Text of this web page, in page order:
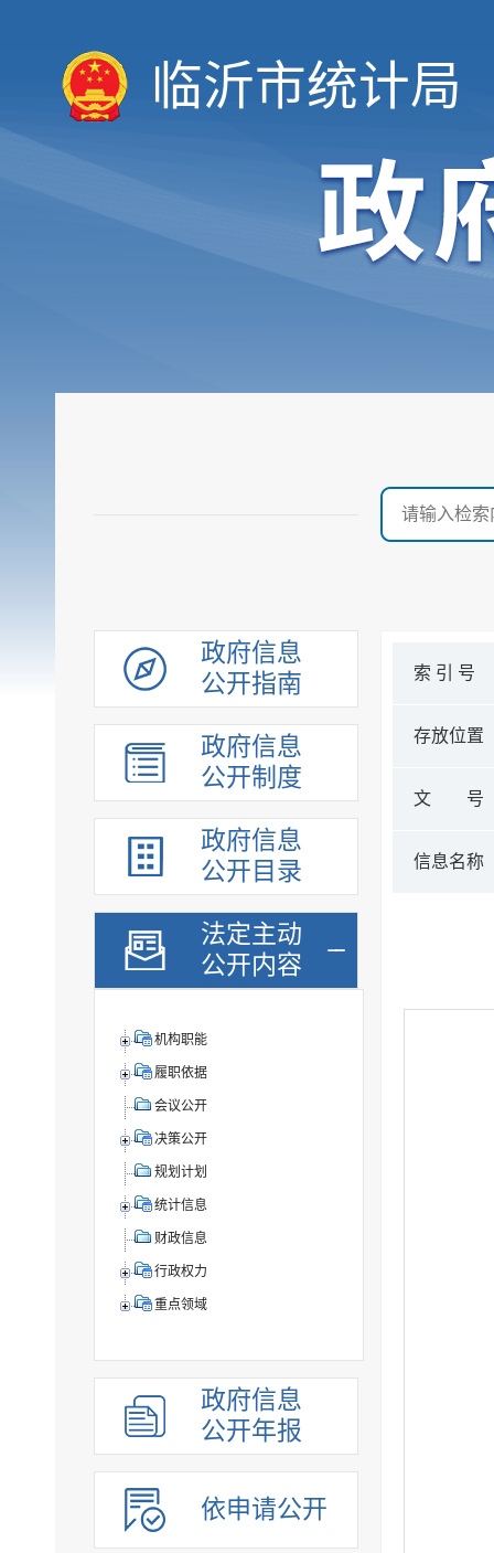
临沂市统计局
政府信息
公开指南
政府信息
公开制度
政府信息
公开目录
法定主动
公开内容
机构职能
履职依据
会议公开
决策公开
规划计划
统计信息
财政信息
行政权力
重点领域
政府信息
公开年报
依申请公开
索 引 号
存放位置
文 号
信息名称